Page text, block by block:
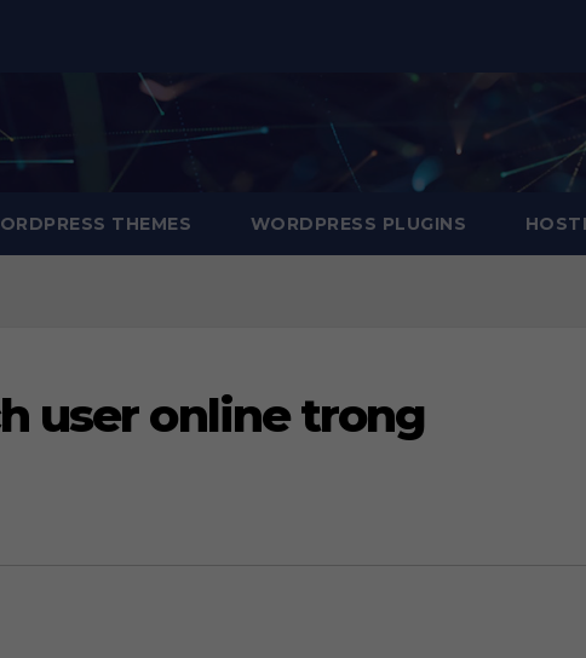
THEMES WORDPRESS PLUGINS
user online trong